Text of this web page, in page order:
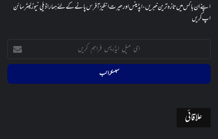
اپنے ان باکس میں تازہ ترین خبریں، اپڈیٹس اور حیرت انگیز آفرس پانے کے لئے ہمارا ڈیلی نیوز لیٹر سائن
اپ کریں
ایڈریس
کریں
علاقائی